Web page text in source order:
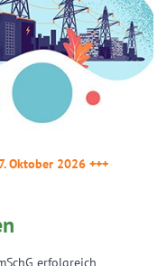
Oktober 2026 +++
erfolgreich